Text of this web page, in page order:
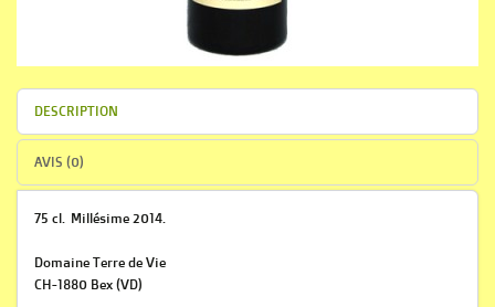
DESCRIPTION
AVIS (0)
75 cl. Millésime 2014.
Domaine Terre de Vie
CH-1880 Bex (VD)